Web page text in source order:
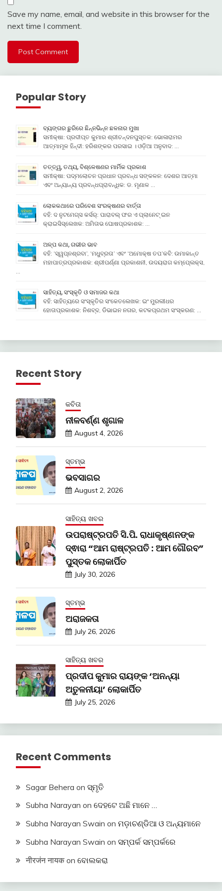
Save my name, email, and website in this browser for the
next time I comment.
Popular Story
ବ୍ୟଙ୍ଗର ଛୁରିରେ ଛିନ୍ନଭିନ୍ନ ଛଳନାର ମୁଖା
ସମୀକ୍ଷା: ପ୍ରଦୀପ୍ତ କୁମାର ଶ୍ରୀଚନ୍ଦନପୁସ୍ତକ: ଭୋଳାରାମର
ଆତ୍ମାମୂଳ ହିନ୍ଦୀ: ହରିଶଙ୍କର ପରସାଇ । ଓଡ଼ିଆ ଅନୁବାଦ: …
ତତ୍ତ୍ୱ, ତଥ୍ୟ, ବିଶ୍ଳେଷଣର ମାର୍ମିକ ପ୍ରକାଶ
ସମୀକ୍ଷା: ପଦ୍ମଲୋଚନ ପ୍ରଧାନ ପ୍ରବନ୍ଧ ସଙ୍କଳନ: ଦେଶର ଆତ୍ମା
ଏବଂ ଅନ୍ୟାନ୍ୟ ପ୍ରବନ୍ଧପ୍ରାବନ୍ଧିକ: ଡ. ମୃଣାଳ …
ଲୋକକଥାରେ ପରିବେଶ ସଂରକ୍ଷଣର ବାର୍ତ୍ତା
ବହି: ଦ ନୁଟମେଗ୍ସ କର୍ସର୍: ପାରାବଲ୍ ଫର ଏ ପ୍ଲାନେଟ୍ ଇନ
କ୍ରାଇସିସ୍ଲେଖକ: ଅମିତାଭ ଘୋଷପ୍ରକାଶକ: …
ଅଳ୍ପ କଥା, ଗଭୀର ଭାବ
ବହି: ‘ସ୍ୱପ୍ନଶ୍ରବା’, ‘ମଧୁବ୍ରତା’ ଏବଂ ‘ଅମୋକ୍ଷ ତପ’କବି: ଉମାକାନ୍ତ
ମହାପାତ୍ରପ୍ରକାଶକ: ଶ୍ରୀପର୍ଣ୍ଣା ପ୍ରକାଶନୀ, ଉଦୟରାଗ କମ୍ପେ୍ଲକ୍ସ,
ସାହିତ୍ୟ, ସଂସ୍କୃତି ଓ ସମାଜର କଥା
ବହି: ସାହିତ୍ୟରେ ସଂସ୍କୃତିର ସଂକେତଲେଖକ: ଇଂ ମୁରଲୀଧର
ହୋତାପ୍ରକାଶକ: ନିଶବ୍ଦ, ଡିଭାଇନ ନଗର, କଟକପ୍ରଥମ ସଂସ୍କରଣ: …
Recent Story
କବିତା
ନୀଳବର୍ଣ୍ଣ ଶୃଗାଳ
August 4, 2026
ସ୍ତମ୍ଭ
ଭବସାଗର
August 2, 2026
ସାହିତ୍ୟ ଖବର
ଉପରାଷ୍ଟ୍ରପତି ସି.ପି. ରାଧାକୃଷ୍ଣନଙ୍କ
ଦ୍ଵାରା “ଆମ ରାଷ୍ଟ୍ରପତି : ଆମ ଗୌରବ”
ପୁସ୍ତକ ଲୋକାର୍ପିତ
July 30, 2026
ସ୍ତମ୍ଭ
ଅରାଜକତା
July 26, 2026
ସାହିତ୍ୟ ଖବର
ପ୍ରଦୀପ କୁମାର ରାୟଙ୍କ ‘ଅନନ୍ୟା
ଅତୁଳନୀୟା’ ଲୋକାର୍ପିତ
July 25, 2026
Recent Comments
Sagar Behera on ସ୍ମୃତି
Subha Narayan on ଦେହଟେ ଅଛି ମାନେ …
Subha Narayan Swain on ମଡ଼ାଚଣ୍ଡିଆ ଓ ଅନ୍ୟମାନେ
Subha Narayan Swain on ସମ୍ପର୍କ ସମ୍ପର୍କରେ
नीरजंन नायक on ବୋଲକରା